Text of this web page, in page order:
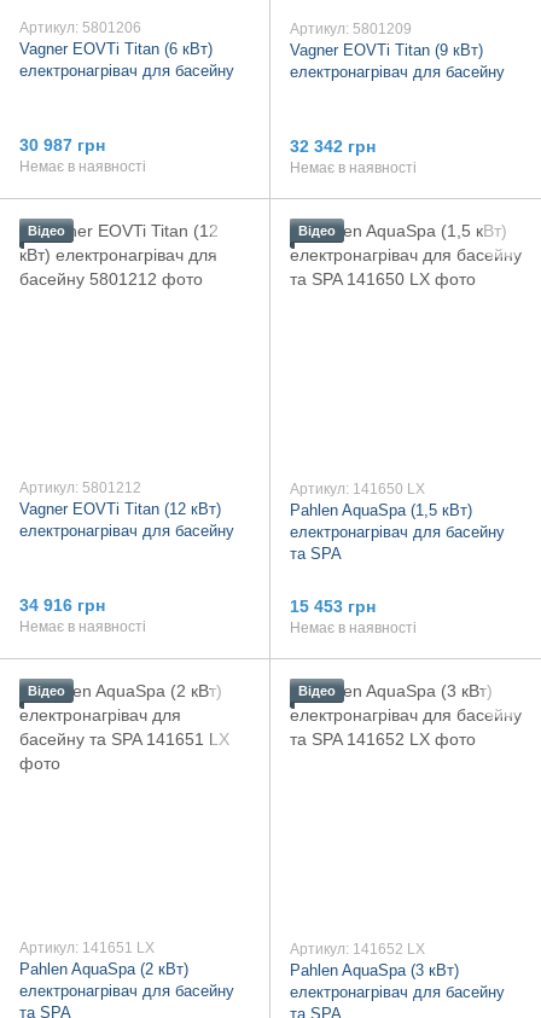
Артикул: 5801206
Vagner ЕОVTi Titan (6 кВт)
електронагрівач для басейну
30 987 грн
Немає в наявності
Артикул: 5801209
Vagner ЕОVTi Titan (9 кВт)
електронагрівач для басейну
32 342 грн
Немає в наявності
Відео
Артикул: 5801212
Vagner ЕОVTi Titan (12 кВт)
електронагрівач для басейну
34 916 грн
Немає в наявності
Відео
Артикул: 141650 LX
Pahlen AquaSpa (1,5 кВт)
електронагрівач для басейну
та SPA
15 453 грн
Немає в наявності
Відео
Артикул: 141651 LX
Pahlen AquaSpa (2 кВт)
електронагрівач для басейну
та SPA
Відео
Артикул: 141652 LX
Pahlen AquaSpa (3 кВт)
електронагрівач для басейну
та SPA